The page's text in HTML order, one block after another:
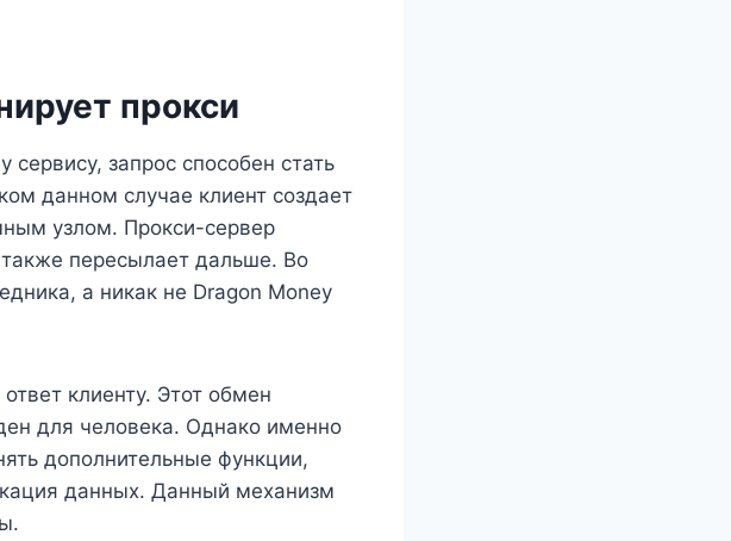
прокси
запрос способен стать
данном случае клиент создает
узлом. Прокси-сервер
пересылает дальше. Во
а никак не Dragon Money
клиенту. Этот обмен
для человека. Однако именно
дополнительные функции,
данных. Данный механизм